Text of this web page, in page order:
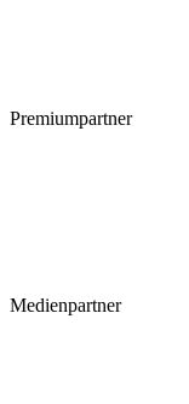
Premiumpartner
Medienpartner